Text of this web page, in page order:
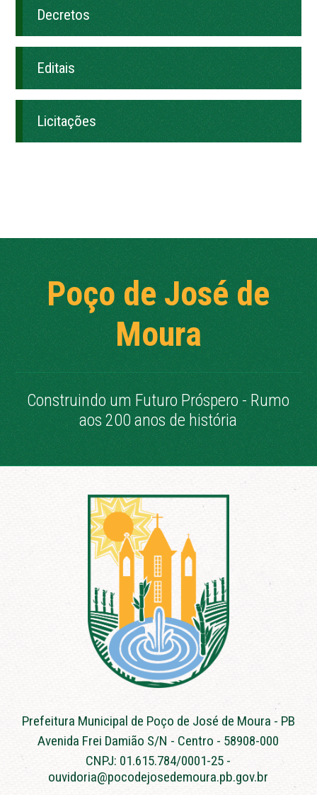
Decretos
Editais
Licitações
Poço de José de
Moura
Construindo um Futuro Próspero - Rumo
aos 200 anos de história
Prefeitura Municipal de Poço de José de Moura - PB
Avenida Frei Damião S/N - Centro - 58908-000
CNPJ: 01.615.784/0001-25 -
ouvidoria@pocodejosedemoura.pb.gov.br